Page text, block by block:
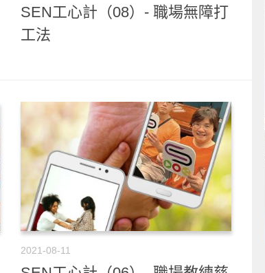
SEN工心計（08）- 職場無障打
工法
2021-08-11